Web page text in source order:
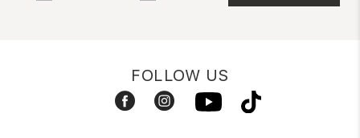
FOLLOW US